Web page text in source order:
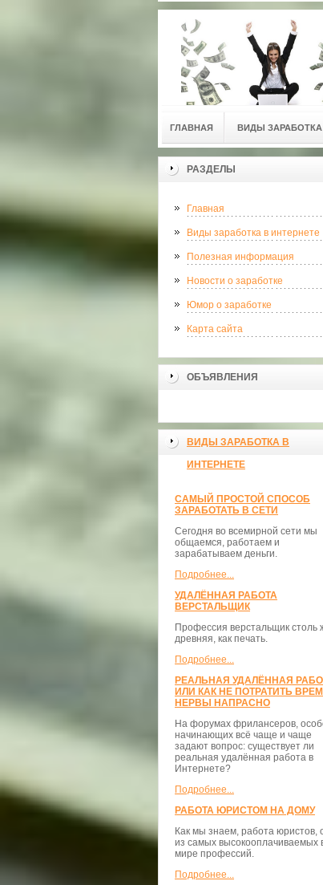
ГЛАВНАЯ ВИДЫ ЗАРАБОТКА
РАЗДЕЛЫ
Главная
Виды заработка в интернете
Полезная информация
Новости о заработке
Юмор о заработке
Карта сайта
ОБЪЯВЛЕНИЯ
ВИДЫ ЗАРАБОТКА В
ИНТЕРНЕТЕ
САМЫЙ ПРОСТОЙ СПОСОБ
ЗАРАБОТАТЬ В СЕТИ
Сегодня во всемирной сети мы
общаемся, работаем и
зарабатываем деньги.
Подробнее...
УДАЛЁННАЯ РАБОТА
ВЕРСТАЛЬЩИК
Профессия верстальщик столь
древняя, как печать.
Подробнее...
РЕАЛЬНАЯ УДАЛЁННАЯ
ИЛИ КАК НЕ ПОТРАТИТЬ
НЕРВЫ НАПРАСНО
На форумах фрилансеров,
начинающих всё чаще и чаще
задают вопрос: существует ли
реальная удалённая работа в
Интернете?
Подробнее...
РАБОТА ЮРИСТОМ НА ДОМУ
Как мы знаем, работа юристов,
из самых высокооплачиваемых
мире профессий.
Подробнее...